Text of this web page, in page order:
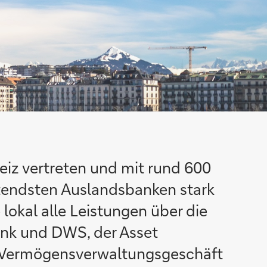
vertreten und mit rund 600
Auslandsbanken stark
alle Leistungen über die
und DWS, der Asset